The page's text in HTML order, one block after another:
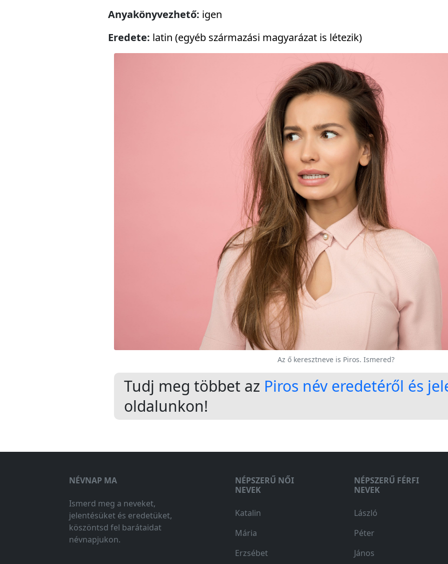
Anyakönyvezhető: igen
Eredete: latin (egyéb származási magyarázat is létezik)
Az ő keresztneve is Piros. Ismered?
Tudj meg többet az Piros név eredetéről és
oldalunkon!
NÉVNAP MA
Ismerd meg a neveket,
jelentésüket és eredetüket,
köszöntsd fel barátaidat
névnapjukon.
NÉPSZERŰ NŐI
NEVEK
Katalin
Mária
Erzsébet
NÉPSZERŰ FÉRFI
NEVEK
László
Péter
János